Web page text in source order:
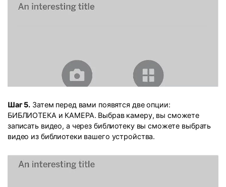
Шаг 5. Затем перед вами появятся две опции:
БИБЛИОТЕКА и КАМЕРА. Выбрав камеру, вы сможете
записать видео, а через библиотеку вы сможете выбрать
видео из библиотеки вашего устройства.